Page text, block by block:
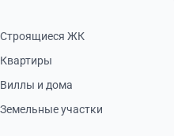
Строящиеся ЖК
Квартиры
Виллы и дома
Земельные участки